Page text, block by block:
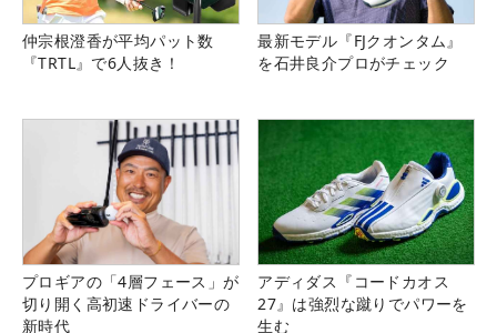
仲宗根澄香が平均パット数
『TRTL』で6人抜き！
最新モデル『FJクオンタム』
を石井良介プロがチェック
プロギアの「4層フェース」が
切り開く高初速ドライバーの
新時代
アディダス『コードカオス
27』は強烈な蹴りでパワーを
生む